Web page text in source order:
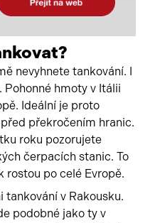
nevyhnete tankování. I
hmoty v Itálii
Ideální je proto
překročením hranic.
roku pozorujete
čerpacích stanic. To
rostou po celé Evropě.
tankování v Rakousku.
podobné jako ty v